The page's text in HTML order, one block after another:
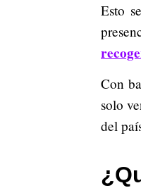
Esto
Con
solo
del